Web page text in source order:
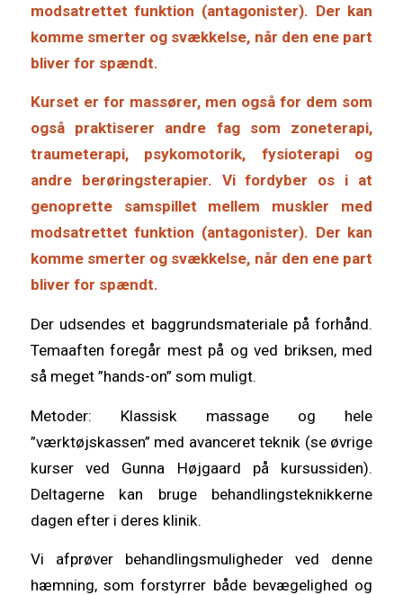
modsatrettet funktion (antagonister). Der kan
komme smerter og svækkelse, når den ene part
bliver for spændt.
Kurset er for massører, men også for dem som
også praktiserer andre fag som zoneterapi,
traumeterapi, psykomotorik, fysioterapi og
andre berøringsterapier. Vi fordyber os i at
genoprette samspillet mellem muskler med
modsatrettet funktion (antagonister). Der kan
komme smerter og svækkelse, når den ene part
bliver for spændt.
Der udsendes et baggrundsmateriale på forhånd.
Temaaften foregår mest på og ved briksen, med
så meget ”hands-on” som muligt.
Metoder: Klassisk massage og hele
”værktøjskassen” med avanceret teknik (se øvrige
kurser ved Gunna Højgaard på kursussiden).
Deltagerne kan bruge behandlingsteknikkerne
dagen efter i deres klinik.
Vi afprøver behandlingsmuligheder ved denne
hæmning, som forstyrrer både bevægelighed og